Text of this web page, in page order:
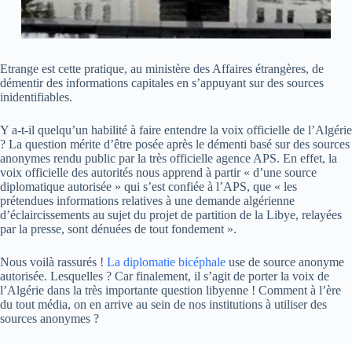
Etrange est cette pratique, au ministère des Affaires étrangères, de
démentir des informations capitales en s’appuyant sur des sources
inidentifiables.
Y a-t-il quelqu’un habilité à faire entendre la voix officielle de l’Algérie
? La question mérite d’être posée après le démenti basé sur des sources
anonymes rendu public par la très officielle agence APS. En effet, la
voix officielle des autorités nous apprend à partir « d’une source
diplomatique autorisée » qui s’est confiée à l’APS, que « les
prétendues informations relatives à une demande algérienne
d’éclaircissements au sujet du projet de partition de la Libye, relayées
par la presse, sont dénuées de tout fondement ».
Nous voilà rassurés ! La diplomatie bicéphale use de source anonyme
autorisée. Lesquelles ? Car finalement, il s’agit de porter la voix de
l’Algérie dans la très importante question libyenne ! Comment à l’ère
du tout média, on en arrive au sein de nos institutions à utiliser des
sources anonymes ?